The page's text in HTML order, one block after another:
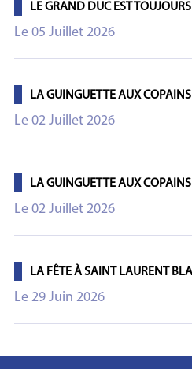
LE GRAND DUC EST
Le 05 Juillet 2026
LA GUINGUETTE AUX
Le 02 Juillet 2026
LA GUINGUETTE AUX
Le 02 Juillet 2026
LA FÊTE À SAINT LAURENT
Le 29 Juin 2026